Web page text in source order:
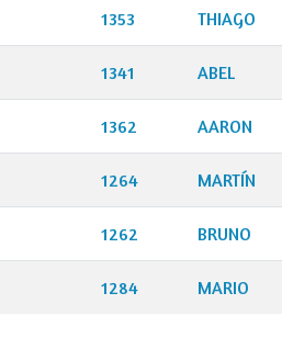
1353 THIAGO
1341 ABEL
1362 AARON
1264 MARTÍN
1262 BRUNO
1284 MARIO